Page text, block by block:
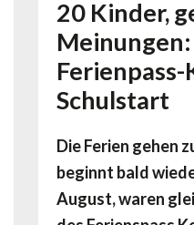
20 Kinder,
Meinungen:
Ferienpass-
Schulstart
Die Ferien gehen
beginnt bald
August, waren